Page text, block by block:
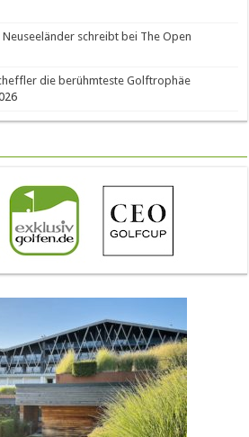
Neuseeländer schreibt bei The Open
die berühmteste Golftrophäe
Royal Birkdale: Warum der